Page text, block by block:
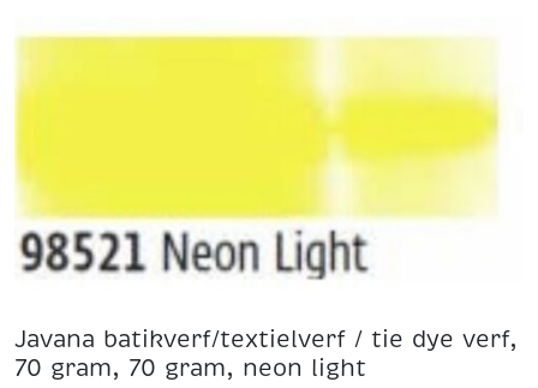
Javana batikverf/textielverf / tie dye verf,
70 gram, 70 gram, neon light